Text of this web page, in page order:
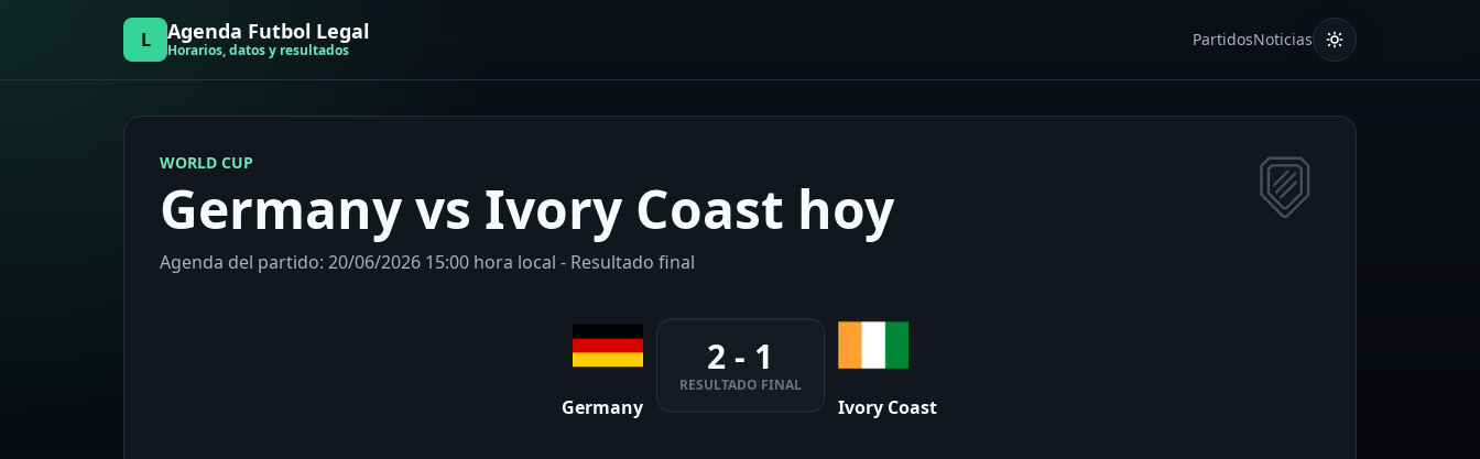
L Agenda Futbol Legal
Horarios, datos y resultados
PartidosNoticias
WORLD CUP
Germany vs Ivory Coast hoy
Agenda del partido: 20/06/2026 15:00 hora local - Resultado final
Germany
2 - 1
RESULTADO FINAL
Ivory Coast